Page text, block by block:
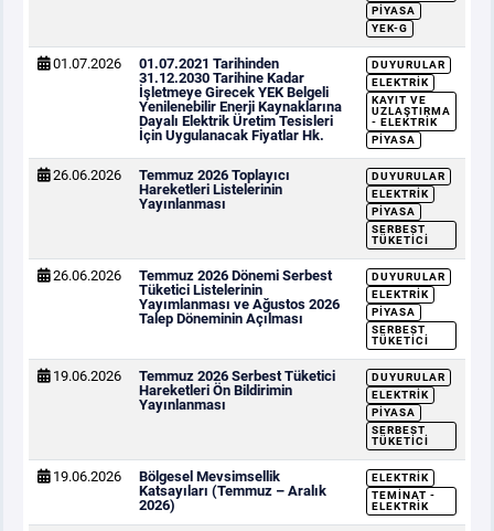
PIYASA
YEK-G
01.07.2026
01.07.2021 Tarihinden
31.12.2030 Tarihine Kadar
İşletmeye Girecek YEK Belgeli
Yenilenebilir Enerji Kaynaklarına
Dayalı Elektrik Üretim Tesisleri
İçin Uygulanacak Fiyatlar Hk.
DUYURULAR
ELEKTRIK
KAYIT VE
UZLAŞTIRMA
- ELEKTRIK
PIYASA
26.06.2026
Temmuz 2026 Toplayıcı
Hareketleri Listelerinin
Yayınlanması
DUYURULAR
ELEKTRIK
PIYASA
SERBEST
TÜKETICI
26.06.2026
Temmuz 2026 Dönemi Serbest
Tüketici Listelerinin
Yayımlanması ve Ağustos 2026
Talep Döneminin Açılması
DUYURULAR
ELEKTRIK
PIYASA
SERBEST
TÜKETICI
19.06.2026
Temmuz 2026 Serbest Tüketici
Hareketleri Ön Bildirimin
Yayınlanması
DUYURULAR
ELEKTRIK
PIYASA
SERBEST
TÜKETICI
19.06.2026
Bölgesel Mevsimsellik
Katsayıları (Temmuz – Aralık
2026)
ELEKTRIK
TEMINAT -
ELEKTRIK